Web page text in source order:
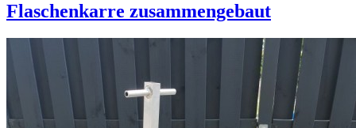
Flaschenkarre zusammengebaut